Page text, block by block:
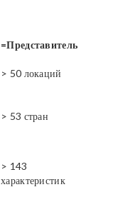
=Представитель
> 50 локаций
> 53 стран
> 143
характеристик